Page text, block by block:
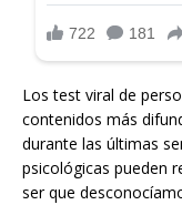
Los test viral de
contenidos más
durante las últimas
psicológicas pueden
ser que